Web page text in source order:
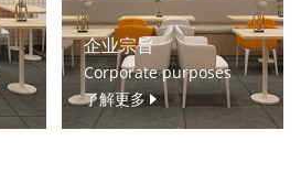
企业宗旨
Corporate purposes
了解更多